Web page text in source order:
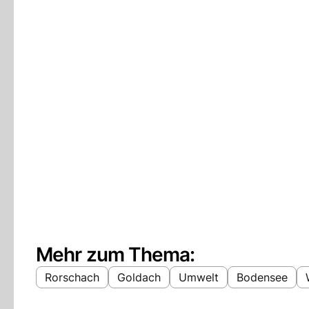
Mehr zum Thema:
Rorschach Goldach Umwelt Bodensee